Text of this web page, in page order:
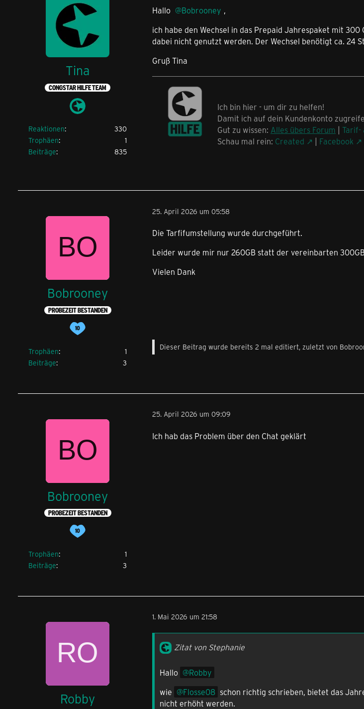
Tina
CONGSTAR HILFE TEAM
Reaktionen
330
Trophäen
1
Beiträge
835
Hallo Bobrooney ,
ich habe den Wechsel in das Prepaid Jahrespaket mit
dabei nicht genutzt werden. Der Wechsel benötigt ca. 24
Gruß Tina
Ich bin hier - um dir zu helfen!
Damit ich auf dein Kundenkonto
Gut zu wissen: Alles übers Forum | Tarif-
Schau mal rein: Created | Facebook
Bobrooney
PROBEZEIT BESTANDEN
Trophäen
1
Beiträge
3
25. April 2026 um 05:58
Die Tarfifumstellung wurde durchgeführt.
Leider wurde mir nur 260GB statt der vereinbarten
Vielen Dank
Dieser Beitrag wurde bereits 2 mal editiert, zuletzt von
Bobrooney
PROBEZEIT BESTANDEN
Trophäen
1
Beiträge
3
25. April 2026 um 09:09
Ich hab das Problem über den Chat geklärt
Robby
1. Mai 2026 um 21:58
Zitat von Stephanie
Hallo
Robby
wie
Flosse08 schon richtig schrieben, bietet das
nicht erhöht werden.